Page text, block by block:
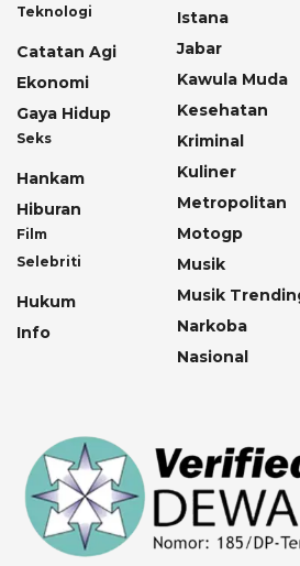
Teknologi
Catatan Agi
Ekonomi
Gaya Hidup
Seks
Hankam
Hiburan
Film
Selebriti
Hukum
Info
Istana
Jabar
Kawula Muda
Kesehatan
Kriminal
Kuliner
Metropolitan
Motogp
Musik
Musik
Narkoba
Nasional